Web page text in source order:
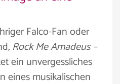
Falco-Fan oder
Rock Me Amadeus –
ein unvergessliches
eines musikalischen